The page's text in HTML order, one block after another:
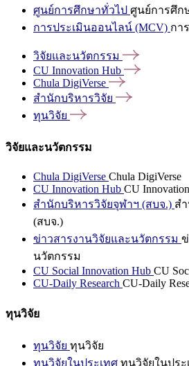
ศูนย์การศึกษาทั่วไป ศูนย์การศึก
การประเมินออนไลน์ (MCV) กา
วิจัยและนวัตกรรม
CU Innovation Hub
Chula DigiVerse
สำนักบริหารวิจัย
ทุนวิจัย
วิจัยและนวัตกรรม
Chula DigiVerse Chula DigiVerse
CU Innovation Hub CU
สำนักบริหารวิจัยจุฬาฯ (สบจ.) ส
(สบจ.)
ข่าวสารงานวิจัยและนวัตกรรม
นวัตกรรม
CU Social Innovation Hub CU
CU-Daily Research CU-Daily
ทุนวิจัย
ทุนวิจัย ทุนวิจัย
ทุนวิจัยในประเทศ ทุนวิจัยในประ